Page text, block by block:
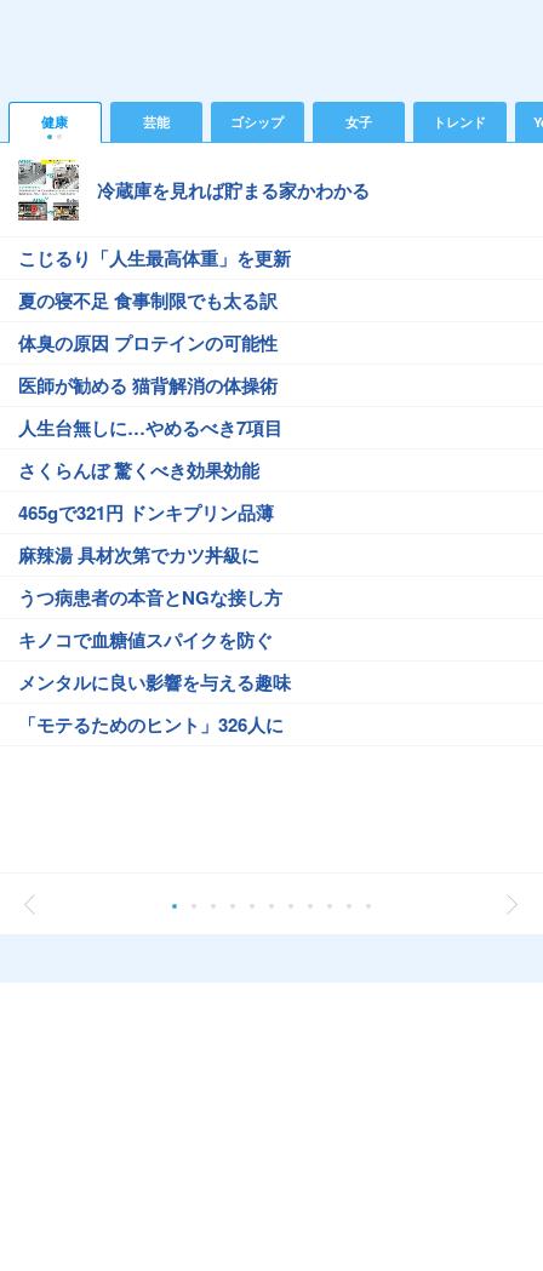
健康 芸能 ゴシップ 女子 トレンド
冷蔵庫を見れば貯まる家かわかる
こじるり「人生最高体重」を更新
夏の寝不足 食事制限でも太る訳
体臭の原因 プロテインの可能性
医師が勧める 猫背解消の体操術
人生台無しに…やめるべき7項目
さくらんぼ 驚くべき効果効能
465gで321円 ドンキプリン品薄
麻辣湯 具材次第でカツ丼級に
うつ病患者の本音とNGな接し方
キノコで血糖値スパイクを防ぐ
メンタルに良い影響を与える趣味
「モテるためのヒント」326人に